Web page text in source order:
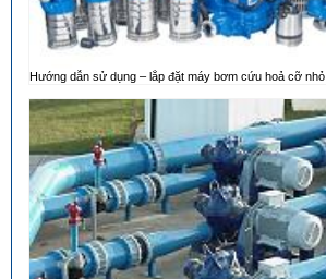
Hướng dẫn sử dụng – lắp đặt máy bơm cứu hoả cỡ nhỏ